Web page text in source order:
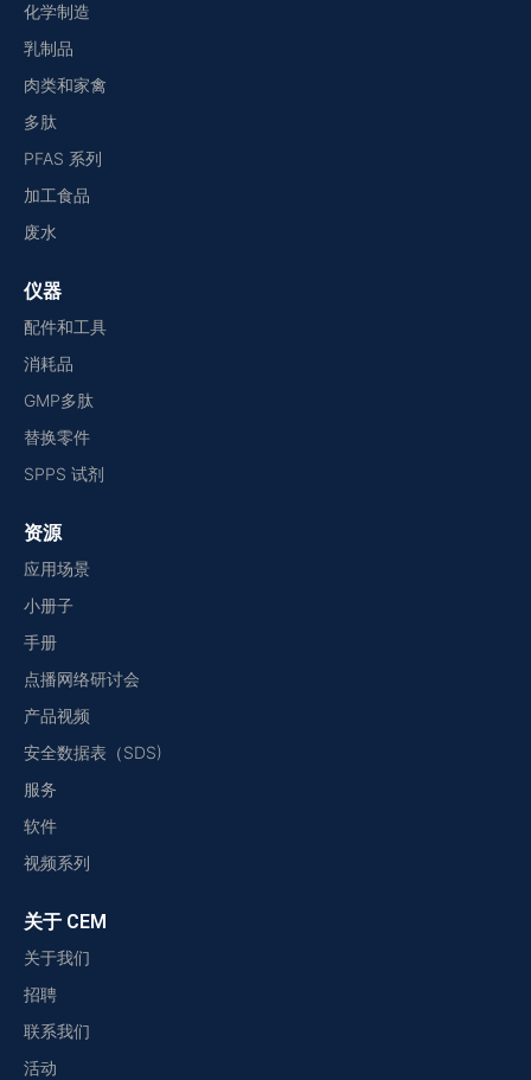
化学制造
乳制品
肉类和家禽
多肽
PFAS 系列
加工食品
废水
仪器
配件和工具
消耗品
GMP多肽
替换零件
SPPS 试剂
资源
应用场景
小册子
手册
点播网络研讨会
产品视频
安全数据表（SDS)
服务
软件
视频系列
关于 CEM
关于我们
招聘
联系我们
活动